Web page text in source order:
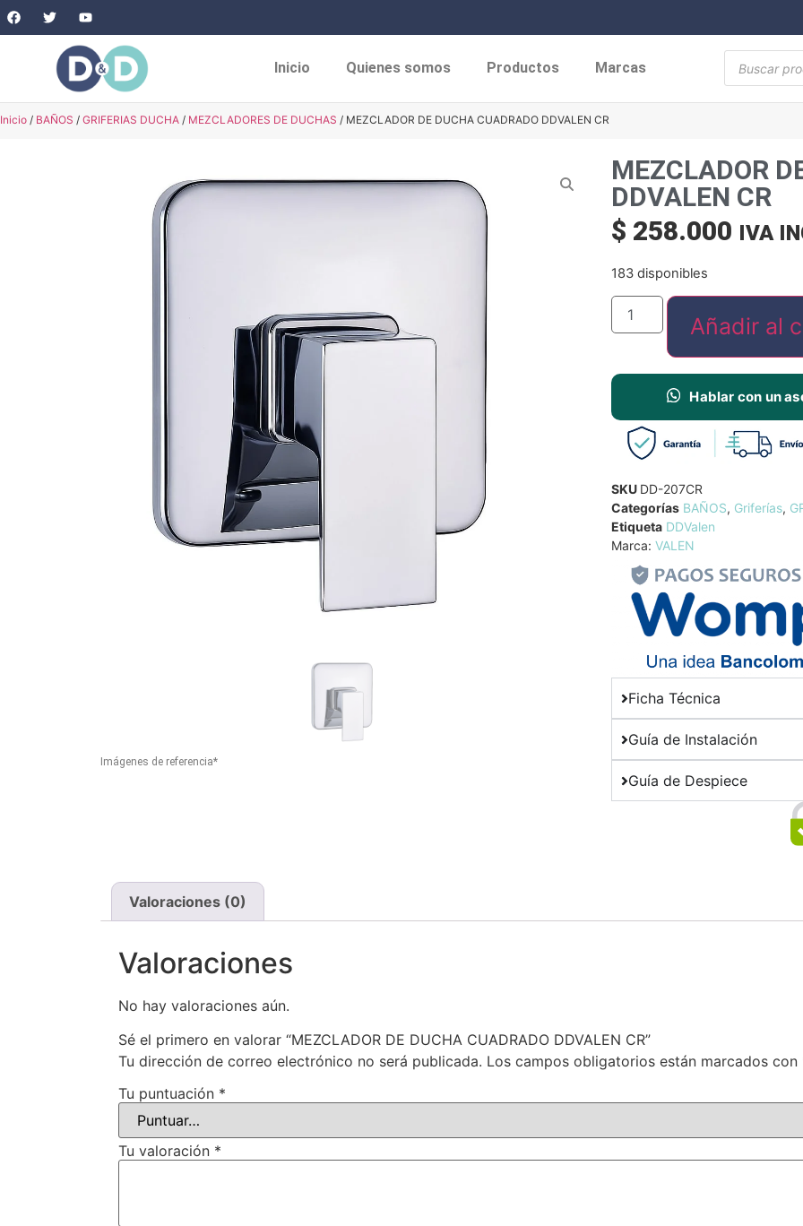
Inicio Quienes somos Productos Marcas
Inicio / BAÑOS / GRIFERIAS DUCHA / MEZCLADORES DE DUCHAS / MEZCLADOR DE DUCHA CUADRADO DDVALEN CR
Imágenes de referencia*
MEZCLADOR
DDVALEN CR
$ 258.000 IVA
183 disponibles
Añadir al
Hablar con un
SKU DD-207CR
Categorías BAÑOS, Griferías,
Etiqueta DDValen
Marca: VALEN
Ficha Técnica
Guía de Instalación
Guía de Despiece
Valoraciones (0)
Valoraciones
No hay valoraciones aún.
Sé el primero en valorar “MEZCLADOR DE DUCHA CUADRADO DDVALEN CR”
Tu dirección de correo electrónico no será publicada. Los campos obligatorios están marcados con
Tu puntuación *
Tu valoración *